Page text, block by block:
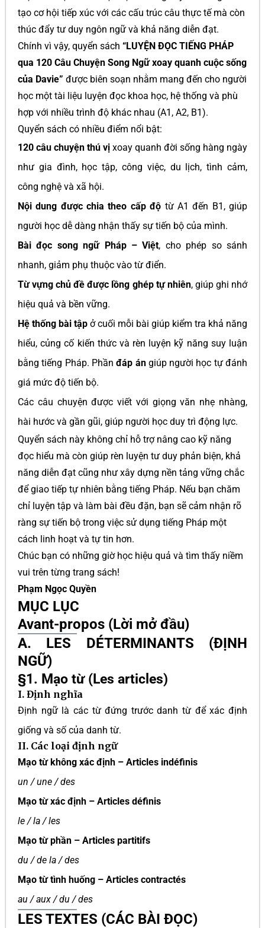
tạo cơ hội tiếp xúc với các cấu trúc câu thực tế mà còn
thúc đẩy tư duy ngôn ngữ và khả năng diễn đạt.
Chính vì vậy, quyển sách “LUYỆN ĐỌC TIẾNG PHÁP
qua 120 Câu Chuyện Song Ngữ xoay quanh cuộc sống
của Davie” được biên soạn nhằm mang đến cho người
học một tài liệu luyện đọc khoa học, hệ thống và phù
hợp với nhiều trình độ khác nhau (A1, A2, B1).
Quyển sách có nhiều điểm nổi bật:
120 câu chuyện thú vị xoay quanh đời sống hàng ngày
như gia đình, học tập, công việc, du lịch, tình cảm,
công nghệ và xã hội.
Nội dung được chia theo cấp độ từ A1 đến B1, giúp
người học dễ dàng nhận thấy sự tiến bộ của mình.
Bài đọc song ngữ Pháp – Việt, cho phép so sánh
nhanh, giảm phụ thuộc vào từ điển.
Từ vựng chủ đề được lồng ghép tự nhiên, giúp ghi nhớ
hiệu quả và bền vững.
Hệ thống bài tập ở cuối mỗi bài giúp kiểm tra khả năng
hiểu, củng cố kiến thức và rèn luyện kỹ năng suy luận
bằng tiếng Pháp. Phầnđáp ángiúp người học tự đánh
giá mức độ tiến bộ.
Các câu chuyện được viết với giọng văn nhẹ nhàng,
hài hước và gần gũi, giúp người học duy trì động lực.
Quyển sách này không chỉ hỗ trợ nâng cao kỹ năng
đọc hiểu mà còn giúp rèn luyện tư duy phản biện, khả
năng diễn đạt cũng như xây dựng nền tảng vững chắc
để giao tiếp tự nhiên bằng tiếng Pháp. Nếu bạn chăm
chỉ luyện tập và làm bài đều đặn, bạn sẽ cảm nhận rõ
ràng sự tiến bộ trong việc sử dụng tiếng Pháp một
cách linh hoạt và tự tin hơn.
Chúc bạn có những giờ học hiệu quả và tìm thấy niềm
vui trên từng trang sách!
Phạm Ngọc Quyền
MỤC LỤC
Avant-propos (Lời mở đầu)
A. LES DÉTERMINANTS (ĐỊNH
NGỮ)
§1. Mạo từ (Les articles)
I. Định nghĩa
Định ngữ là các từ đứng trước danh từ để xác định
giống và số của danh từ.
II. Các loại định ngữ
Mạo từ không xác định – Articles indéfinis
un / une / des
Mạo từ xác định – Articles définis
le / la / les
Mạo từ phần – Articles partitifs
du / de la / des
Mạo từ tình huống – Articles contractés
au / aux / du / des
LES TEXTES (CÁC BÀI ĐỌC)